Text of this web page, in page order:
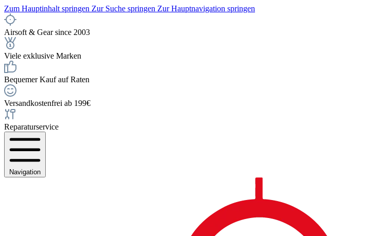
Zum Hauptinhalt springen Zur Suche springen Zur Hauptnavigation springen
Airsoft & Gear since 2003
Viele exklusive Marken
Bequemer Kauf auf Raten
Versandkostenfrei ab 199€
Reparaturservice
Navigation